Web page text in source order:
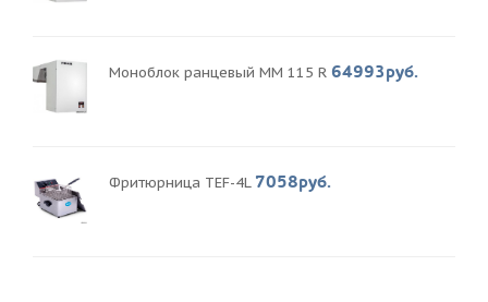
Моноблок ранцевый MM 115 R 64993руб.
Фритюрница TEF-4L 7058руб.